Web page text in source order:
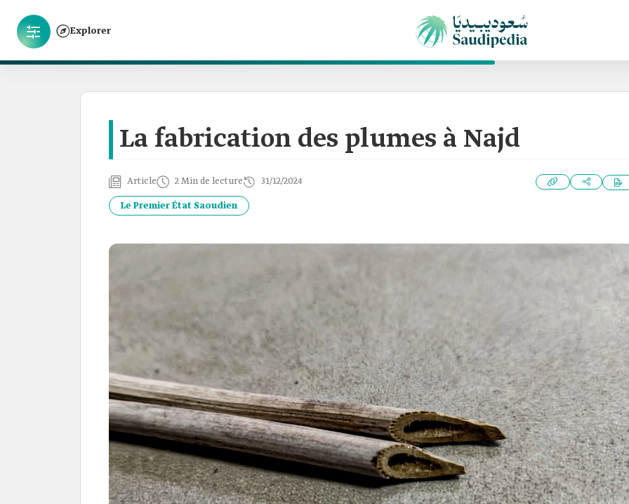
Explorer
La fabrication des plumes à Najd
Article 2 Min de lecture 31/12/2024
Le Premier État Saoudien